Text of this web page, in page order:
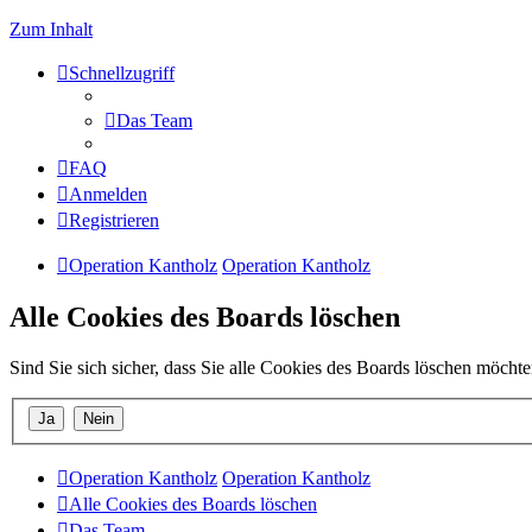
Zum Inhalt
Schnellzugriff
Das Team
FAQ
Anmelden
Registrieren
Operation Kantholz Operation Kantholz
Alle Cookies des Boards löschen
Sind Sie sich sicher, dass Sie alle Cookies des Boards löschen
Operation Kantholz Operation Kantholz
Alle Cookies des Boards löschen